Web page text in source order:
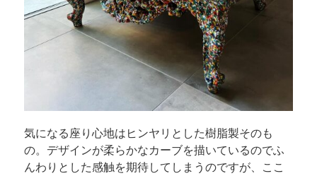
気になる座り心地はヒンヤリとした樹脂製そのも
の。デザインが柔らかなカーブを描いているのでふ
んわりとした感触を期待してしまうのですが、ここ